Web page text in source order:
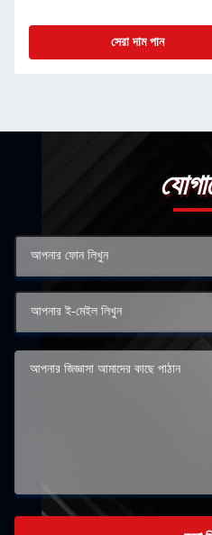
সেরা দাম পান